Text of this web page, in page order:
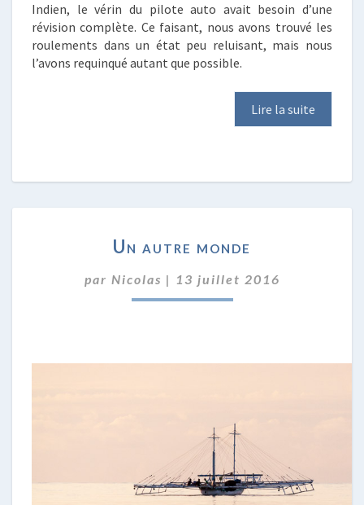
Indien, le vérin du pilote auto avait besoin d’une
révision complète. Ce faisant, nous avons trouvé les
roulements dans un état peu reluisant, mais nous
l’avons requinqué autant que possible.
Lire la suite
AUTRE
Un autre monde
par Nicolas | 13 juillet 2016